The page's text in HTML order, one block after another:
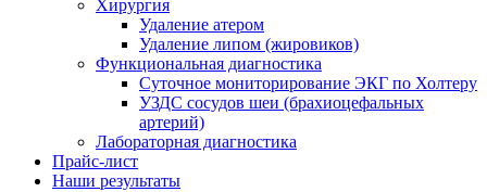
Хирургия
Удаление атером
Удаление липом (жировиков)
Функциональная диагностика
Суточное мониторирование ЭКГ по Холтеру
УЗДС сосудов шеи (брахиоцефальных
артерий)
Лабораторная диагностика
Прайс-лист
Наши результаты